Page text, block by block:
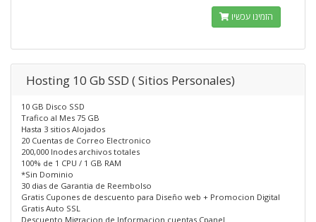
הזמינו עכשיו
Hosting 10 Gb SSD ( Sitios Personales)
10 GB Disco SSD
Trafico al Mes 75 GB
Hasta 3 sitios Alojados
20 Cuentas de Correo Electronico
200,000 Inodes archivos totales
100% de 1 CPU / 1 GB RAM
*Sin Dominio
30 dias de Garantia de Reembolso
Gratis Cupones de descuento para Diseño web + Promocion Digital
Gratis Auto SSL
Descuento Migracion de Informacion cuentas Cpanel